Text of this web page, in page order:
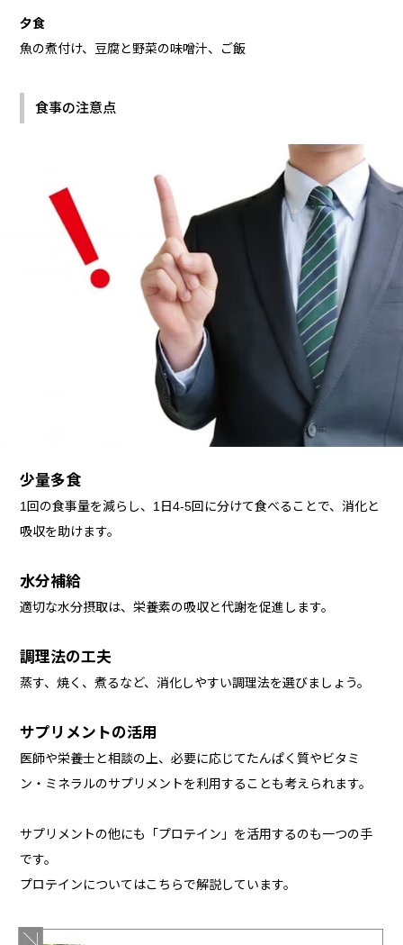
夕食
魚の煮付け、豆腐と野菜の味噌汁、ご飯
食事の注意点
少量多食
1回の食事量を減らし、1日4-5回に分けて食べることで、消化と
吸収を助けます。
水分補給
適切な水分摂取は、栄養素の吸収と代謝を促進します。
調理法の工夫
蒸す、焼く、煮るなど、消化しやすい調理法を選びましょう。
サプリメントの活用
医師や栄養士と相談の上、必要に応じてたんぱく質やビタミ
ン・ミネラルのサプリメントを利用することも考えられます。
サプリメントの他にも「プロテイン」を活用するのも一つの手
です。
プロテインについてはこちらで解説しています。